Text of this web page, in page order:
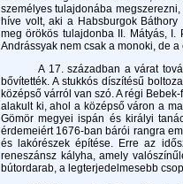
személyes tulajdonába
híve volt, aki a Habsburgok Báthory
meg örökös tulajdonba II. Mátyás, I.
Andrássyak nem csak a monoki, de
A 17. században a várat további
bővítették. A stukkós díszítésű
középső várról van szó. A régi
alakult ki, ahol a középső váron a
Gömör megyei ispán és királyi
érdemeiért 1676-ban bárói rangra
és lakórészek építése. Erre az
reneszánsz kályha, amely
bútordarab, a legterjedelmesebb